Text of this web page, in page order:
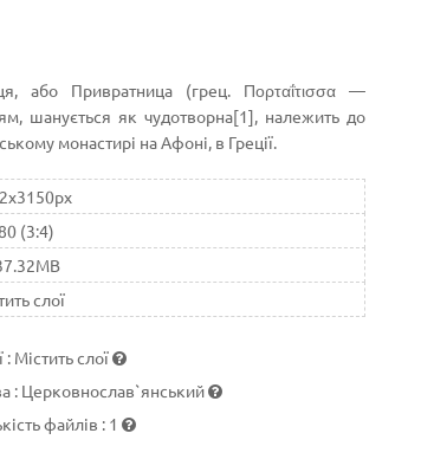
або Привратница (грец. Πορταΐτισσα —
шанується як чудотворна[1], належить до
монастирі на Афоні, в Греції.
(3:4)
слої
: Містить слої
: Церковнослав`янський
файлів : 1